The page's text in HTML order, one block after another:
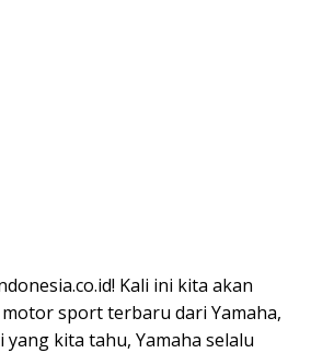
Kali ini kita akan
sport terbaru dari Yamaha,
yang kita tahu, Yamaha selalu